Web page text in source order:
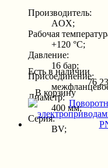
Производитель:
AOX;
Рабочая
+120 °С;
Давление:
16 бар;
Присоединение:
Диаметр:
400 мм;
Серия:
BV;
Есть в наличии
76
В корзину